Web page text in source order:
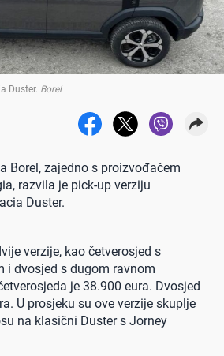
Duster. Borel
Borel, zajedno s proizvođačem
razvila je pick-up verziju
Duster.
verzije, kao četverosjed s
i dvosjed s dugom ravnom
je 38.900 eura. Dvosjed
U prosjeku su ove verzije skuplje
na klasični Duster s Jorney